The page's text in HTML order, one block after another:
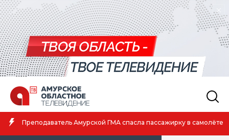
Амурская спортсменка выиграла первенство России по лёгкой
атлетике